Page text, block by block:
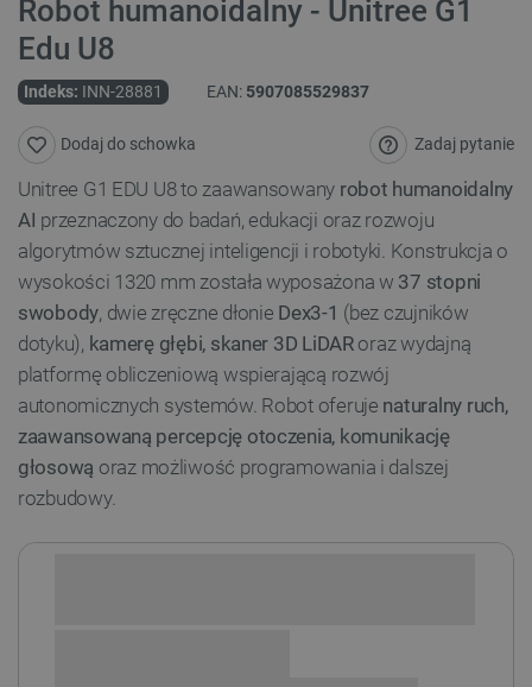
Robot humanoidalny - Unitree G1
Edu U8
Indeks: INN-28881 EAN: 5907085529837
Zadaj pytanie
Dodaj do schowka
Unitree G1 EDU U8 to zaawansowany robot humanoidalny
AI przeznaczony do badań, edukacji oraz rozwoju
algorytmów sztucznej inteligencji i robotyki. Konstrukcja o
wysokości 1320 mm została wyposażona w 37 stopni
swobody, dwie zręczne dłonie Dex3-1 (bez czujników
dotyku), kamerę głębi, skaner 3D LiDARoraz wydajną
platformę obliczeniową wspierającą rozwój
autonomicznych systemów. Robot oferuje naturalny ruch,
zaawansowaną percepcję otoczenia, komunikację
głosową oraz możliwość programowania i dalszej
rozbudowy.